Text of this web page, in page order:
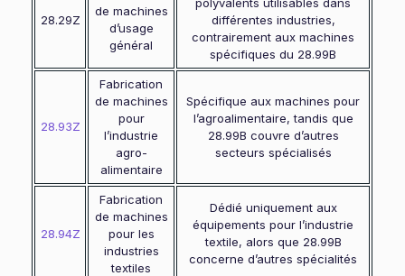
28.29Z
de machines
d’usage
général
différentes industries,
contrairement aux machines
spécifiques du 28.99B
28.93Z
Fabrication
de machines
pour
l’industrie
agro-
alimentaire
Spécifique aux machines pour
l’agroalimentaire, tandis que
28.99B couvre d’autres
secteurs spécialisés
28.94Z
Fabrication
de machines
pour les
industries
textiles
Dédié uniquement aux
équipements pour l’industrie
textile, alors que 28.99B
concerne d’autres spécialités